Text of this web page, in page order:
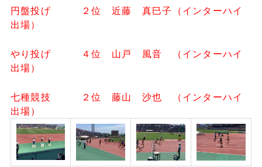
円盤投げ ２位 近藤 真巳子（インターハイ
出場）
やり投げ ４位 山戸 風音 （インターハイ
出場）
七種競技 ２位 藤山 沙也 （インターハイ
出場）